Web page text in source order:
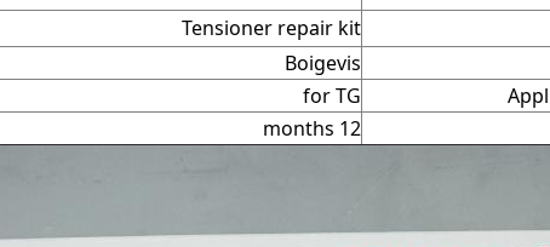
Tensioner repair kit
Boigevis
for TG
12 months